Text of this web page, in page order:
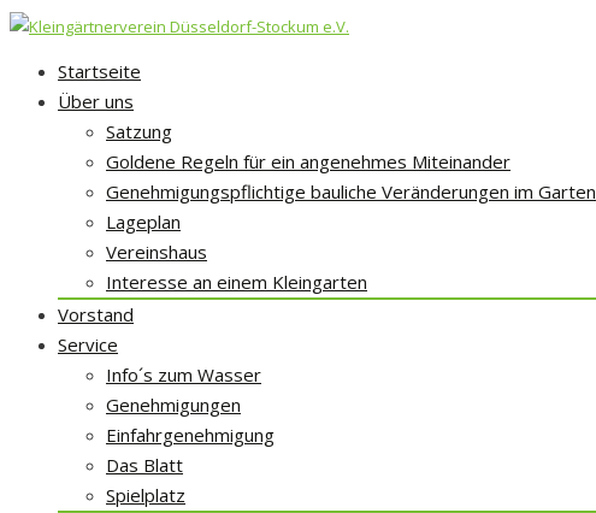
Skip
Startseite
Über uns
Satzung
Goldene Regeln für ein angenehmes Miteinander
Genehmigungspflichtige bauliche Veränderungen im Garten
Lageplan
Vereinshaus
Interesse an einem Kleingarten
Vorstand
Service
Info´s zum Wasser
Genehmigungen
Einfahrgenehmigung
Das Blatt
Spielplatz